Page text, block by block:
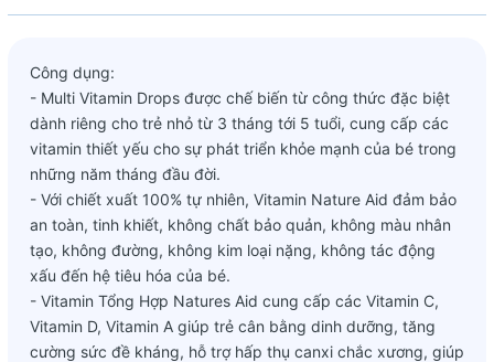
Công dụng:
- Multi Vitamin Drops được chế biến từ công thức đặc biệt
dành riêng cho trẻ nhỏ từ 3 tháng tới 5 tuổi, cung cấp các
vitamin thiết yếu cho sự phát triển khỏe mạnh của bé trong
những năm tháng đầu đời.
- Với chiết xuất 100% tự nhiên, Vitamin Nature Aid đảm bảo
an toàn, tinh khiết, không chất bảo quản, không màu nhân
tạo, không đường, không kim loại nặng, không tác động
xấu đến hệ tiêu hóa của bé.
- Vitamin Tổng Hợp Natures Aid cung cấp các Vitamin C,
Vitamin D, Vitamin A giúp trẻ cân bằng dinh dưỡng, tăng
cường sức đề kháng, hỗ trợ hấp thụ canxi chắc xương, giúp